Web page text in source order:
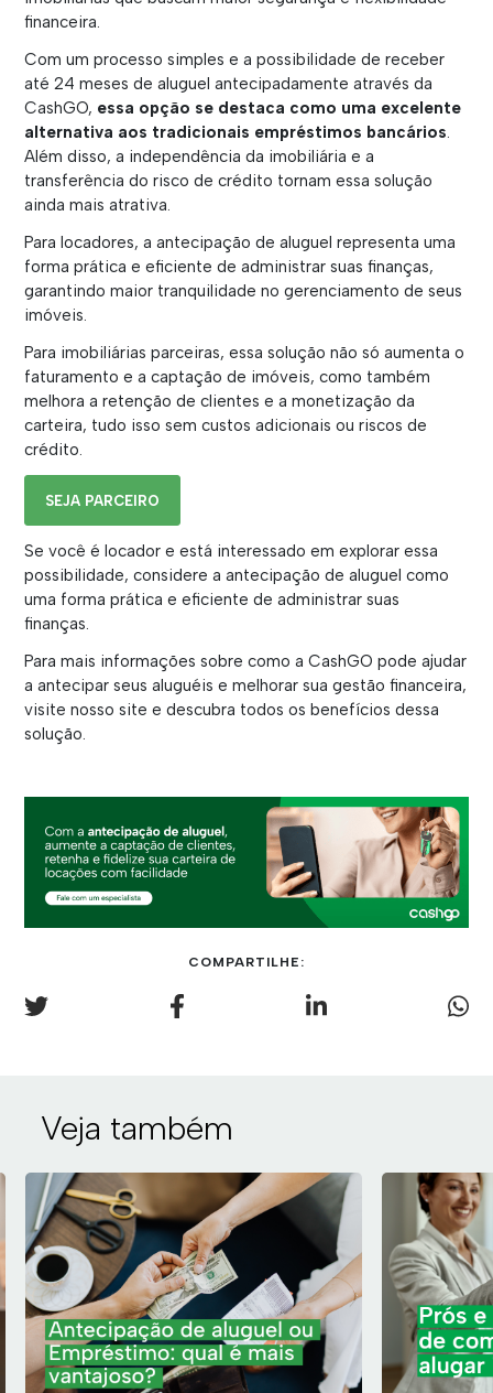
financeira.
Com um processo simples e a possibilidade de receber
até 24 meses de aluguel antecipadamente através da
CashGO, essa opção se destaca como uma excelente
alternativa aos tradicionais empréstimos bancários.
Além disso, a independência da imobiliária e a
transferência do risco de crédito tornam essa solução
ainda mais atrativa.
Para locadores, a antecipação de aluguel representa uma
forma prática e eficiente de administrar suas finanças,
garantindo maior tranquilidade no gerenciamento de seus
imóveis.
Para imobiliárias parceiras, essa solução não só aumenta o
faturamento e a captação de imóveis, como também
melhora a retenção de clientes e a monetização da
carteira, tudo isso sem custos adicionais ou riscos de
crédito.
SEJA PARCEIRO
Se você é locador e está interessado em explorar essa
possibilidade, considere a antecipação de aluguel como
uma forma prática e eficiente de administrar suas
finanças.
Para mais informações sobre como a CashGO pode ajudar
a antecipar seus aluguéis e melhorar sua gestão financeira,
visite nosso site e descubra todos os benefícios dessa
solução.
COMPARTILHE:
Veja também